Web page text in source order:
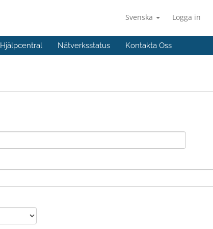
Svenska Logga in
Hjälpcentral Nätverksstatus Kontakta Oss